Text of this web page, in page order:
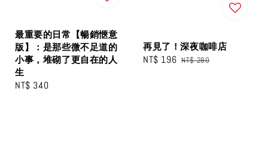
最重要的日常【暢銷愜意
版】：是那些微不足道的
小事，堆砌了更自在的人
生
Regular
NT$ 340
再見了！深夜咖啡店
Sale
NT$ 196 Regular
NT$ 280